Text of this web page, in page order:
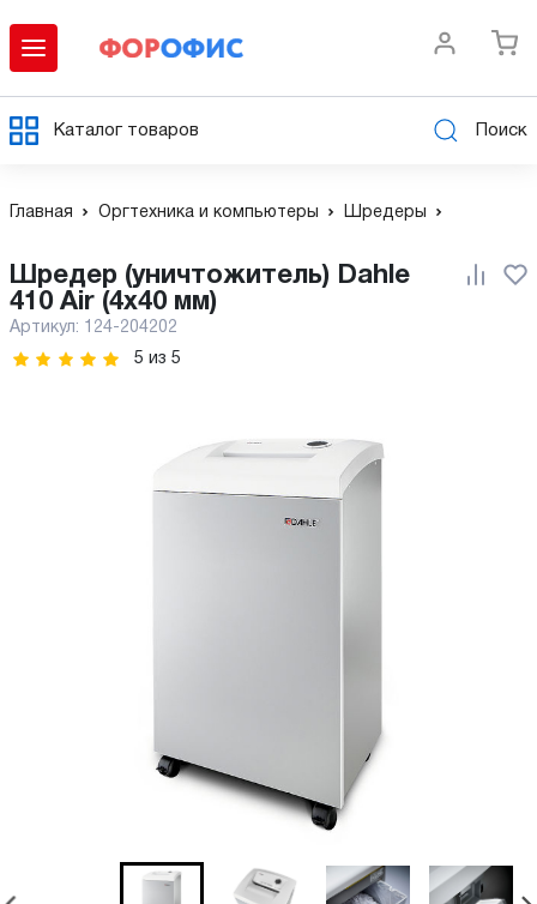
Каталог товаров Поиск
Главная Оргтехника и компьютеры Шредеры
Шредер (уничтожитель) Dahle
410 Air (4х40 мм)
Артикул: 124-204202
5 из 5